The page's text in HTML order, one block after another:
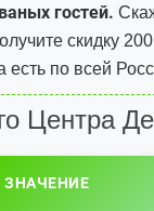
гостей.
скидку
по всей
Центра
ЗНАЧЕНИЕ